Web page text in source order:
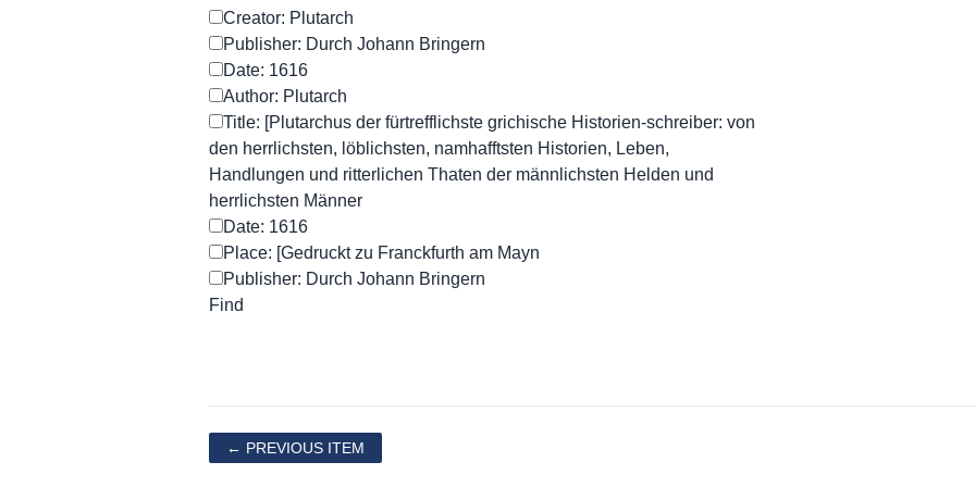
Creator: Plutarch
Publisher: Durch Johann Bringern
Date: 1616
Author: Plutarch
Title: [Plutarchus der fürtrefflichste grichische Historien-schreiber: von
den herrlichsten, löblichsten, namhafftsten Historien, Leben,
Handlungen und ritterlichen Thaten der männlichsten Helden und
herrlichsten Männer
Date: 1616
Place: [Gedruckt zu Franckfurth am Mayn
Publisher: Durch Johann Bringern
← PREVIOUS ITEM